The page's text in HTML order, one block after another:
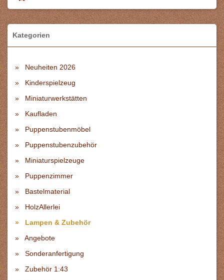
Kategorien
Neuheiten 2026
Kinderspielzeug
Miniaturwerkstätten
Kaufladen
Puppenstubenmöbel
Puppenstubenzubehör
Miniaturspielzeuge
Puppenzimmer
Bastelmaterial
HolzAllerlei
Lampen & Zubehör
Angebote
Sonderanfertigung
Zubehör 1:43